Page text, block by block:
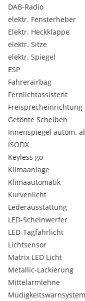
• Karosserie: Kombi /
Ausstattung (Highline
• Digitales Cockpit
• Matrix LED
(Ausblendfunktion)
• Adaptiver Tempomat
• Spurhalteassistent
• Elektrische Heckklappe
• Anhängerkupplung
• Sitzheizung vorne &
• Elektrische
• Elektrische
• Start-Stop-System
• Kurvenlicht
• Integrierte
• Klimaautomatik
• Multifunktionslenkrad
• Highline Holzdekor
• Zentralverriegelung
• ISO-FIX
Bereifung
• Winterreifen – sehr
Sonstiges
DAB-Radio
elektr. Fensterheber
Elektr. Heckklappe
elektr. Sitze
elektr. Spiegel
ESP
Fahrerairbag
Fernlichtassistent
Freisprecheinrichtung
Getönte Scheiben
Innenspiegel autom.
ISOFIX
Keyless go
Klimaanlage
Klimaautomatik
Kurvenlicht
Lederausstattung
LED-Scheinwerfer
LED-Tagfahrlicht
Lichtsensor
Matrix LED Licht
Metallic-Lackierung
Mittelarmlehne
Müdigkeitswarnsystem